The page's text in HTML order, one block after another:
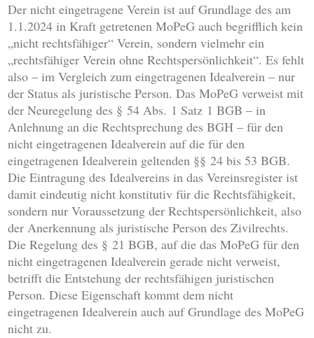
Der nicht eingetragene Verein ist auf Grundlage des am
1.1.2024 in Kraft getretenen MoPeG auch begrifflich kein
„nicht rechtsfähiger“ Verein, sondern vielmehr ein
„rechtsfähiger Verein ohne Rechtspersönlichkeit“. Es fehlt
also – im Vergleich zum eingetragenen Idealverein – nur
der Status als juristische Person. Das MoPeG verweist mit
der Neuregelung des § 54 Abs. 1 Satz 1 BGB – in
Anlehnung an die Rechtsprechung des BGH – für den
nicht eingetragenen Idealverein auf die für den
eingetragenen Idealverein geltenden §§ 24 bis 53 BGB.
Die Eintragung des Idealvereins in das Vereinsregister ist
damit eindeutig nicht konstitutiv für die Rechtsfähigkeit,
sondern nur Voraussetzung der Rechtspersönlichkeit, also
der Anerkennung als juristische Person des Zivilrechts.
Die Regelung des § 21 BGB, auf die das MoPeG für den
nicht eingetragenen Idealverein gerade nicht verweist,
betrifft die Entstehung der rechtsfähigen juristischen
Person. Diese Eigenschaft kommt dem nicht
eingetragenen Idealverein auch auf Grundlage des MoPeG
nicht zu.